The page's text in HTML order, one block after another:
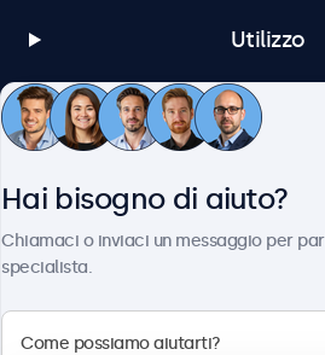
Utilizzo
Servizio
Hai bisogno di aiuto?
Chiamaci o inviaci un messaggio per
specialista.